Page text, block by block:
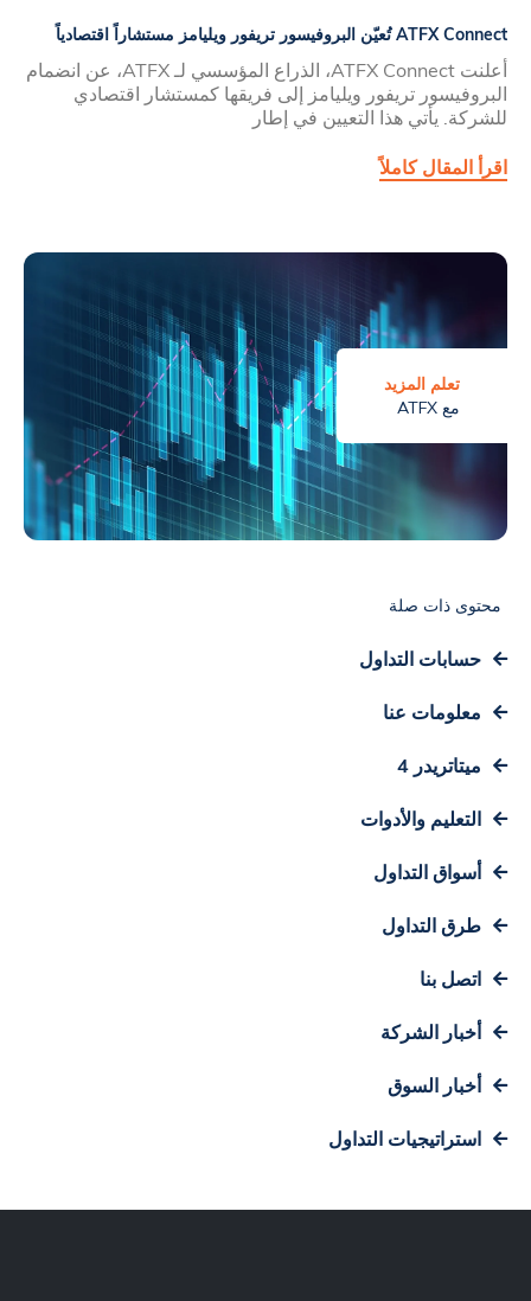
ATFX Connect تُعيّن البروفيسور تريفور ويليامز مستشاراً اقتصادياً
أعلنت ATFX Connect، الذراع المؤسسي لـ ATFX، عن انضمام
البروفيسور تريفور ويليامز إلى فريقها كمستشار اقتصادي
للشركة. يأتي هذا التعيين في إطار
اقرأ المقال كاملاً
تعلم المزيد
مع ATFX
محتوى ذات صلة
حسابات التداول
معلومات عنا
ميتاتريدر 4
التعليم والأدوات
أسواق التداول
طرق التداول
اتصل بنا
أخبار الشركة
أخبار السوق
استراتيجيات التداول